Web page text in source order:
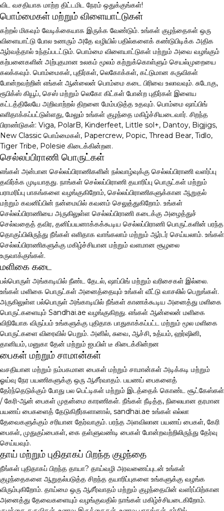
விட வசதியாக மாற்ற திட்டமிட நேரம் ஒதுக்குங்கள்!
பொம்மைகள் மற்றும் விளையாட்டுகள்
கற்றல் மிகவும் வேடிக்கையாக இருக்க வேண்டும். உங்கள் குழந்தைகள் ஒரு
விளையாட்டு போல உணரும் அதே வழியில் பதில்களைக் கண்டுபிடிக்க அதிக
ஆர்வத்தால் உந்தப்படட்டும். பொம்மை விளையாட்டுகள் மற்றும் அவை வழங்கும்
கற்பனைகளின் அற்புதமான உலகம் மூலம் கற்றுக்கொள்ளும் செயல்முறையை
கலக்கவும். பொம்மைகள், புதிர்கள், லெகோக்கள், கட்டுமான கருவிகள்
போன்றவற்றின் எங்கள் ஆன்லைன் பொம்மை கடை பிரிவை உலாவவும். சுடோகு,
ரூபிக்ஸ் கியூப், செஸ் மற்றும் லெகோ கிட்கள் போன்ற புதிர்கள் இளைய
கட்டத்திலேயே அறிவாற்றல் திறனை மேம்படுத்த உதவும். பொம்மை ஷாப்பிங்
எளிதாக்கப்பட்டுள்ளது, மேலும் உங்கள் குழந்தை மகிழ்ச்சியடைவார். சிறந்த
பிராண்டுகள்: Viga, PolarB, Kinderfeet, Little sol+, Dantoy, Bigjigs,
New Classic பொம்மைகள், Papercrew, Popic, Thread Bear, Tidlo,
Tiger Tribe, Polesie கிடைக்கின்றன.
செல்லப்பிராணி பொருட்கள்
எங்கள் அன்பான செல்லப்பிராணிகளின் நல்வாழ்வுக்கு செல்லப்பிராணி வளர்ப்பு
தவிர்க்க முடியாதது. நாங்கள் செல்லப்பிராணி தயாரிப்பு பொருட்கள் மற்றும்
பராமரிப்பு பாகங்களை வழங்குகிறோம், செல்லப்பிராணிகளுக்கான ஆறுதல்
மற்றும் கவனிப்பின் நன்மையில் கவனம் செலுத்துகிறோம். உங்கள்
செல்லப்பிராணியை அருகிலுள்ள செல்லப்பிராணி கடைக்கு அழைத்துச்
செல்வதைத் தவிர, தனிப்பயனாக்கக்கூடிய செல்லப்பிராணி பொருட்களின் பரந்த
தொகுப்பிலிருந்து நீங்கள் எளிதாக வாங்கலாம் மற்றும் ஆர்டர் செய்யலாம். உங்கள்
செல்லப்பிராணிகளுக்கு மகிழ்ச்சியான மற்றும் வளமான சூழலை
உருவாக்குங்கள்.
மளிகை கடை
பல்பொருள் அங்காடியில் நீண்ட தேடல், ஷாப்பிங் மற்றும் வரிசைகள் இல்லை.
உங்கள் மளிகை பொருட்கள் அனைத்தையும் உங்கள் வீட்டு வாசலில் பெறுங்கள்.
அருகிலுள்ள பல்பொருள் அங்காடியில் நீங்கள் காணக்கூடிய அனைத்து மளிகை
பொருட்களையும் Sandhai.ae வழங்குகிறது. எங்கள் ஆன்லைன் மளிகை
விநியோக விருப்பம் உங்களுக்கு புதிதாக பாதுகாக்கப்பட்ட மற்றும் மூல மளிகை
பொருட்களை விரைவில் பெறும். அனில், சுவை, ஆச்சி, உத்யம், ஹர்ஷினி,
தானியம், மனுகா தேன் மற்றும் ஐபபிள் டீ கிடைக்கின்றன
பைகள் மற்றும் சாமான்கள்
வசதியான மற்றும் நம்பகமான பைகள் மற்றும் சாமான்கள் அடிக்கடி மற்றும்
ஓய்வு நேர பயணிகளுக்கு ஒரு ஆசீர்வாதம். பயணப் பைகளைத்
தேர்ந்தெடுக்கும் போது பல பெட்டிகள் மற்றும் இடத்தைக் கொண்ட சூட்கேஸ்கள்
/ கேரி-ஆன் பைகள் முதன்மை காரணிகள். நீங்கள் நீடித்த, நிலையான தரமான
பயணப் பைகளைத் தேடுகிறீர்களானால், sandhai.ae உங்கள் எல்லா
தேவைகளுக்கும் சரியான தேர்வாகும். பரந்த அளவிலான பயணப் பைகள், கேரி
பைகள், முதுகுப்பைகள், கை தள்ளுவண்டி பைகள் போன்றவற்றிலிருந்து தேர்வு
செய்யவும்.
தாய் மற்றும் புதிதாகப் பிறந்த குழந்தை
நீங்கள் புதிதாகப் பிறந்த தாயா? தாய்வழி அரவணைப்புடன் உங்கள்
குழந்தைகளை ஆறுதல்படுத்த சிறந்த தயாரிப்புகளை உங்களுக்கு வழங்க
விரும்புகிறோம். தாய்மை ஒரு ஆசீர்வாதம் மற்றும் குழந்தையின் வளர்ப்பிற்கான
அனைத்து தேவைகளையும் வழங்குவதில் நாங்கள் மகிழ்ச்சியடைகிறோம்.